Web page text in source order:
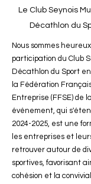
Le Club Seynois
Décathlon du
Nous sommes
participation du Club
Décathlon du Sport
la Fédération
Entreprise (FFSE) de
événement, qui
2024-2025, est une
les entreprises et
retrouver autour de
sportives, favorisant
cohésion et la